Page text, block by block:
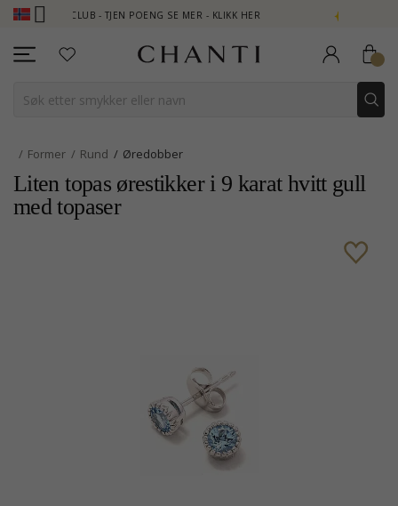
CLUB - TJEN POENG SE MER - KLIKK HER NEW COLLECTION
Former Rund Øredobber
Liten topas ørestikker i 9 karat hvitt gull
med topaser